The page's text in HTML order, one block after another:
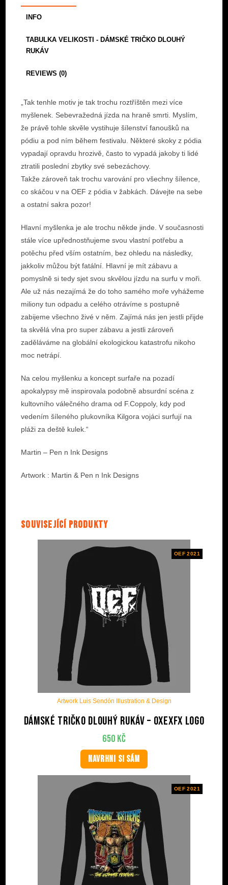
Surfer
množství
INFO
TABULKA VELIKOSTI - DÁMSKÉ TRIČKO DLOUHÝ
RUKÁV
REVIEWS (0)
„Tak tenhle motiv je tak trochu roztříštěn mezi více
myšlenek. Sebevražedná jízda na hraně smrti. Myslím,
že právě tohle skvěle vystihuje šílenství fanoušků na
pódiu a pod ním během festivalu. Některé skoky z pódia
vypadají opravdu hrozivě, často to vypadá jakoby ti lidé
ztratili poslední zbytky své sebezáchovy.
Takže zároveň tak trochu varování pro všechny šílence,
co skáčou v na OEF z pódia v žabkách. Dávejte na sebe
a ostatní sakra pozor!
Hlavní myšlenka je ale trochu někde jinde. V současnosti
stále více upřednostňujeme svou vlastní potřebu a
potěchu před vším ostatním, bez ohledu na následky,
jakkoliv můžou být fatální. Hlavní je mít zábavu a
pomyslně si tedy sjet svou skvělou jízdu na surfu v moři.
Ale už nás nezajímá že do toho samého moře vyhážeme
miliony tun odpadu a celého otrávíme s postupně
zabijeme všechno živé v něm. Zajímá nás jen jestli přijde
ta skvělá vlna pro super zábavu a jestli zároveň
zaděláváme na globální ekologickou katastrofu nikoho
moc netrápí.
Na celou myšlenku a koncept surfaře na pozadí
apokalypsy mě inspirovala podobně absurdní scéna z
kultovního válečného drama od F.Coppoly, kdy pod
vedením šíleného plukovníka Kilgora vojáci surfují na
pláži za deště kulek.“
Martin – Pen n Ink Designs
Artwork : Martin & Pen n Ink Designs
Související produkty
OEF 2021
Artwork Luis Sendón Illustration & Design
Dámské tričko dlouhý rukáv – OxExFx Logo
650 Kč
NAVRHNI SI SÁM
OEF 2021